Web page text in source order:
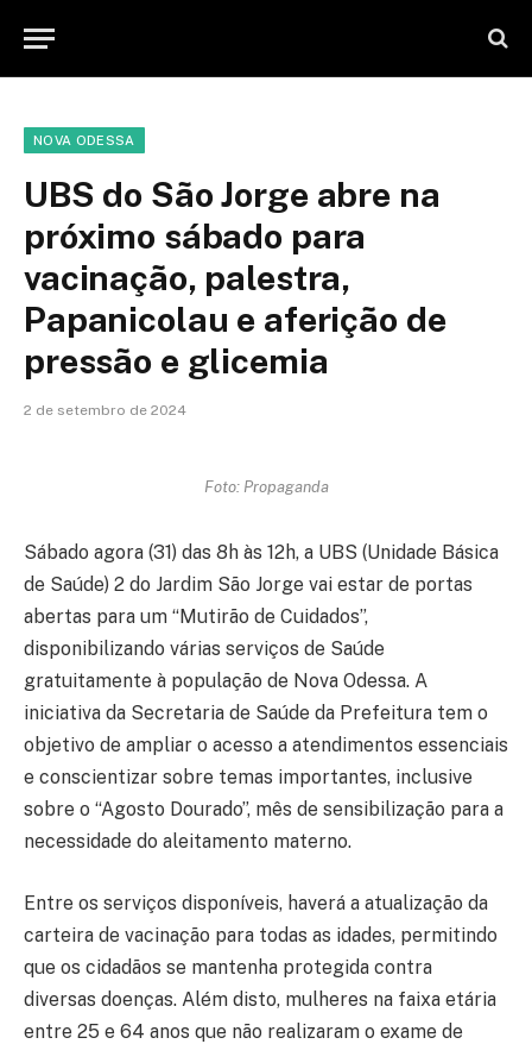
NOVA ODESSA
UBS do São Jorge abre na
próximo sábado para
vacinação, palestra,
Papanicolau e aferição de
pressão e glicemia
2 de setembro de 2024
Foto: Propaganda
Sábado agora (31) das 8h às 12h, a UBS (Unidade Básica
de Saúde) 2 do Jardim São Jorge vai estar de portas
abertas para um “Mutirão de Cuidados”,
disponibilizando várias serviços de Saúde
gratuitamente à população de Nova Odessa. A
iniciativa da Secretaria de Saúde da Prefeitura tem o
objetivo de ampliar o acesso a atendimentos essenciais
e conscientizar sobre temas importantes, inclusive
sobre o “Agosto Dourado”, mês de sensibilização para a
necessidade do aleitamento materno.
Entre os serviços disponíveis, haverá a atualização da
carteira de vacinação para todas as idades, permitindo
que os cidadãos se mantenha protegida contra
diversas doenças. Além disto, mulheres na faixa etária
entre 25 e 64 anos que não realizaram o exame de